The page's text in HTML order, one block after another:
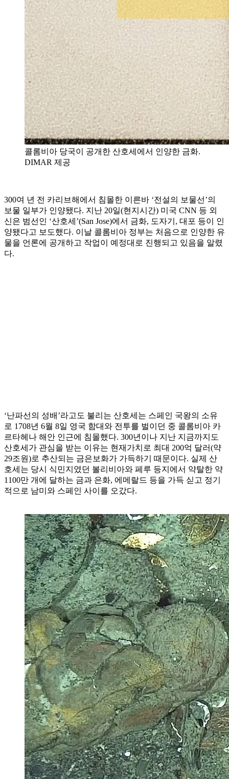
콜롬비아 당국이 공개한 산호세에서 인양한 금화.
DIMAR 제공
300여 년 전 카리브해에서 침몰한 이른바 ‘전설의 보물선’의
보물 일부가 인양됐다. 지난 20일(현지시간) 미국 CNN 등 외
신은 범선인 ‘산호세’(San Jose)에서 금화, 도자기, 대포 등이 인
양됐다고 보도했다. 이날 콜롬비아 정부는 처음으로 인양한 유
물을 언론에 공개하고 작업이 예정대로 진행되고 있음을 알렸
다.
‘난파선의 성배’라고도 불리는 산호세는 스페인 국왕의 소유
로 1708년 6월 8일 영국 함대와 전투를 벌이던 중 콜롬비아 카
르타헤나 해안 인근에 침몰했다. 300년이나 지난 지금까지도
산호세가 관심을 받는 이유는 현재가치로 최대 200억 달러(약
29조원)로 추산되는 금은보화가 가득하기 때문이다. 실제 산
호세는 당시 식민지였던 볼리비아와 페루 등지에서 약탈한 약
1100만 개에 달하는 금과 은화, 에메랄드 등을 가득 싣고 정기
적으로 남미와 스페인 사이를 오갔다.